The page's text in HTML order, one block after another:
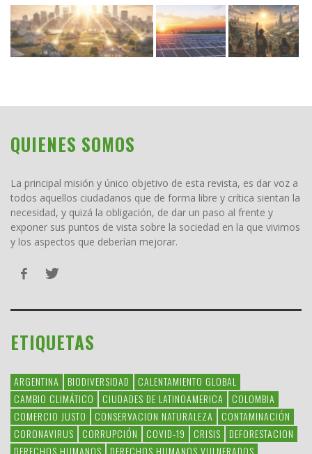
QUIENES SOMOS
La principal misión y único objetivo de esta revista, es dar voz a
todos aquellos ciudadanos que de forma libre y crítica sientan la
necesidad, y quizá la obligación, de dar un paso al frente y
exponer sus puntos de vista sobre la sociedad en la que vivimos
y los aspectos que deberían mejorar.
ETIQUETAS
ARGENTINA BIODIVERSIDAD
CALENTAMIENTO GLOBAL
CAMBIO CLIMÁTICO
CIUDADES DE LATINOAMERICA
COLOMBIA
COMERCIO JUSTO
CONSERVACION NATURALEZA
CONTAMINACIÓN
CORONAVIRUS
CORRUPCIÓN COVID-19 CRISIS
DEFORESTACION
DERECHOS HUMANOS
DERECHOS HUMANOS VULNERADOS